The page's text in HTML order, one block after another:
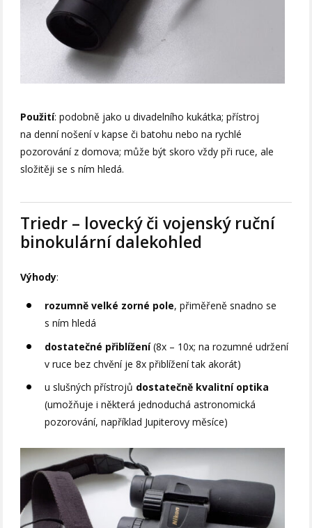
Použití: podobně jako u divadelního kukátka; přístroj
na denní nošení v kapse či batohu nebo na rychlé
pozorování z domova; může být skoro vždy při ruce, ale
složitěji se s ním hledá.
Triedr – lovecký či vojenský ruční
binokulární dalekohled
Výhody:
rozumně velké zorné pole, přiměřeně snadno se
s ním hledá
dostatečné přiblížení(8x – 10x; na rozumné udržení
v ruce bez chvění je 8x přiblížení tak akorát)
u slušných přístrojů dostatečně kvalitní optika
(umožňuje i některá jednoduchá astronomická
pozorování, například Jupiterovy měsíce)